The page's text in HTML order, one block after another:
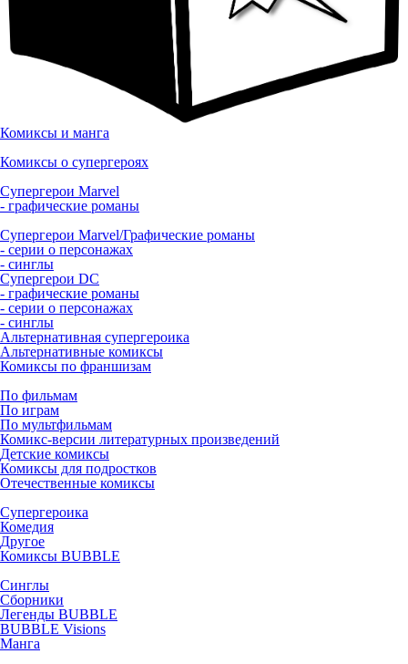
Комиксы и манга
Комиксы о супергероях
Супергерои Marvel
- графические романы
Супергерои Marvel/Графические романы
- серии о персонажах
- синглы
Супергерои DC
- графические романы
- серии о персонажах
- синглы
Альтернативная супергероика
Альтернативные комиксы
Комиксы по франшизам
По фильмам
По играм
По мультфильмам
Комикс-версии литературных произведений
Детские комиксы
Комиксы для подростков
Отечественные комиксы
Супергероика
Комедия
Другое
Комиксы BUBBLE
Синглы
Сборники
Легенды BUBBLE
BUBBLE Visions
Манга